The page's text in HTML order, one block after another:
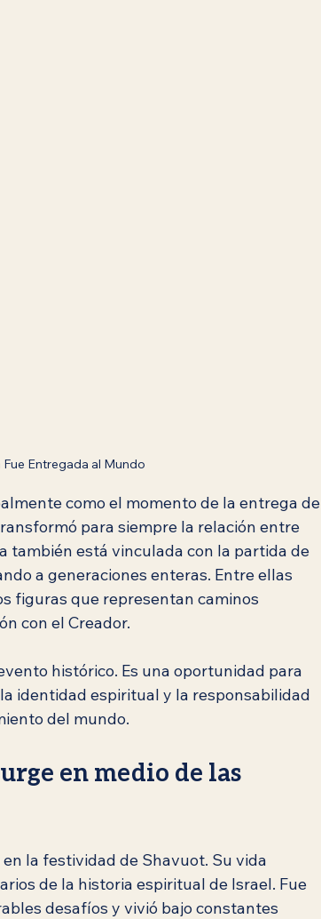
Entregada al Mundo
como el momento de la entrega de
para siempre la relación entre
también está vinculada con la partida de
a generaciones enteras. Entre ellas
figuras que representan caminos
con el Creador.
histórico. Es una oportunidad para
identidad espiritual y la responsabilidad
del mundo.
en medio de las
la festividad de Shavuot. Su vida
de la historia espiritual de Israel. Fue
desafíos y vivió bajo constantes